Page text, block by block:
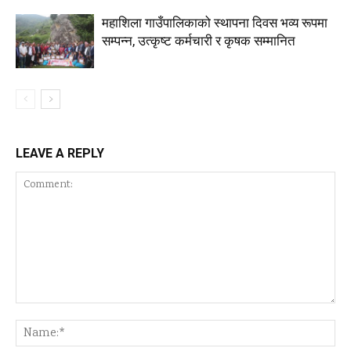
महाशिला गाउँपालिकाको स्थापना दिवस भव्य रूपमा
सम्पन्न, उत्कृष्ट कर्मचारी र कृषक सम्मानित
LEAVE A REPLY